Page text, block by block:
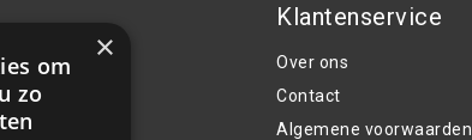
Klantenservice
Over ons
Contact
Algemene voorwaarden
×
om
zo